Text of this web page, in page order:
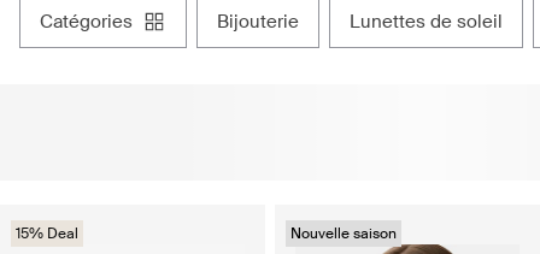
catégories bijouterie lunettes de soleil
15% Deal Nouvelle saison